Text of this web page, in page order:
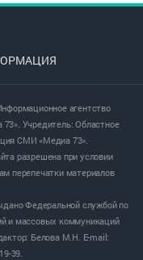
агентство
Учредитель: Областное
СМИ «Медиа 73».
разрешена при условии
перепечатки материалов
Федеральной службой по
и массовых коммуникаций
Белова М.Н. E-mail:
39.